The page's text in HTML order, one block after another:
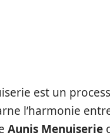
est un
l’harmonie
Aunis Menuiserie